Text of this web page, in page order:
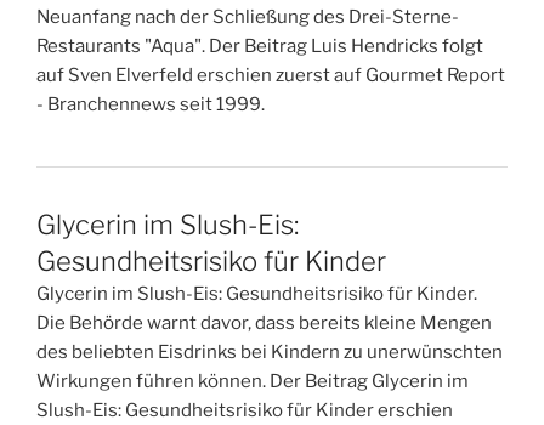
Neuanfang nach der Schließung des Drei-Sterne-
Restaurants "Aqua". Der Beitrag Luis Hendricks folgt
auf Sven Elverfeld erschien zuerst auf Gourmet Report
- Branchennews seit 1999.
Glycerin im Slush-Eis:
Gesundheitsrisiko für Kinder
Glycerin im Slush-Eis: Gesundheitsrisiko für Kinder.
Die Behörde warnt davor, dass bereits kleine Mengen
des beliebten Eisdrinks bei Kindern zu unerwünschten
Wirkungen führen können. Der Beitrag Glycerin im
Slush-Eis: Gesundheitsrisiko für Kinder erschien